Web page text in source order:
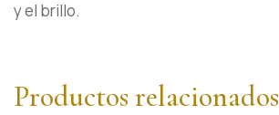
y el brillo.
Productos relacionados